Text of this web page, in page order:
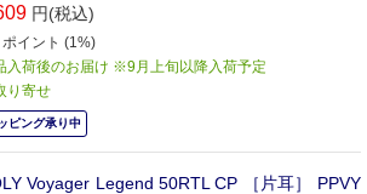
円(税込)
ポイント (1%)
入荷後のお届け ※9月上旬以降入荷予定
り寄せ
ピング承り中
Voyager Legend 50RTL CP ［片耳］ PPVY